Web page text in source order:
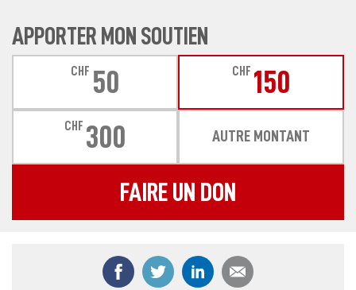
APPORTER MON SOUTIEN
CHF 50 CHF 150
CHF 300 AUTRE MONTANT
FAIRE UN DON
Partager ce contenu sur Facebook
Partager ce contenu sur Twitter
Partager ce contenu